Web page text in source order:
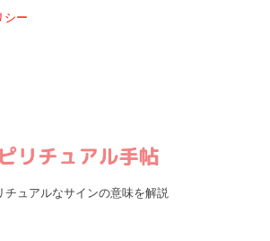
シー
チュアルなサインの意味を解説